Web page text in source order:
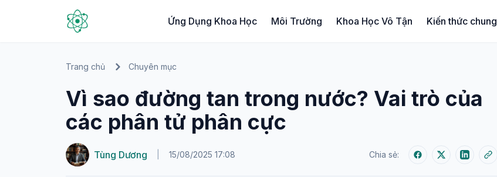
Ứng Dụng Khoa Học Môi Trường Khoa Học Vô Tận Kiến thức chung
Trang chủ Chuyên mục
Vì sao đường tan trong nước? Vai trò của
các phân tử phân cực
Tùng Dương 15/08/2025 17:08 Chia sẻ: